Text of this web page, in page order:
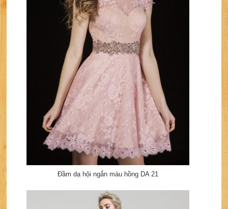
Đầm dạ hội ngắn màu hồng DA 21